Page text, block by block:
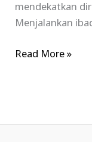
mendekatkan
Menjalankan
Read More »